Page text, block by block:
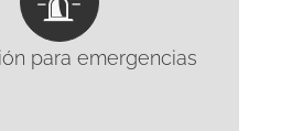
para emergencias